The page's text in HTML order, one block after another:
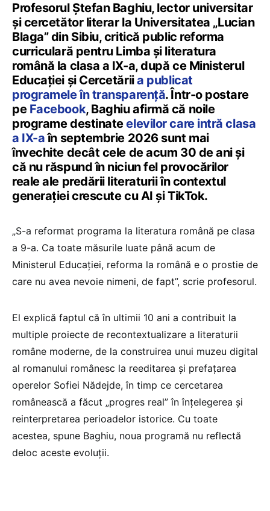
Profesorul Ștefan Baghiu, lector universitar
și cercetător literar la Universitatea „Lucian
Blaga” din Sibiu, critică public reforma
curriculară pentru Limba și literatura
română la clasa a IX-a, după ce Ministerul
Educației și Cercetăriia publicat
programele în transparență. Într-o postare
pe Facebook, Baghiu afirmă că noile
programe destinateelevilor care intră clasa
a IX-aîn septembrie 2026 sunt mai
învechite decât cele de acum 30 de ani și
că nu răspund în niciun fel provocărilor
reale ale predării literaturii în contextul
generației crescute cu AI și TikTok.
„S-a reformat programa la literatura română pe clasa
a 9-a. Ca toate măsurile luate până acum de
Ministerul Educației, reforma la română e o prostie de
care nu avea nevoie nimeni, de fapt”, scrie profesorul.
El explică faptul că în ultimii 10 ani a contribuit la
multiple proiecte de recontextualizare a literaturii
române moderne, de la construirea unui muzeu digital
al romanului românesc la reeditarea și prefațarea
operelor Sofiei Nădejde, în timp ce cercetarea
românească a făcut „progres real” în înțelegerea și
reinterpretarea perioadelor istorice. Cu toate
acestea, spune Baghiu, noua programă nu reflectă
deloc aceste evoluții.